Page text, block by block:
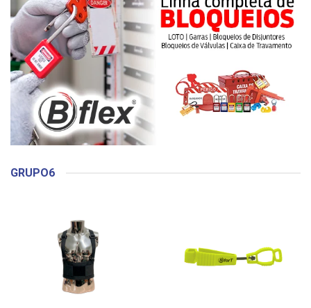
GRUPO6